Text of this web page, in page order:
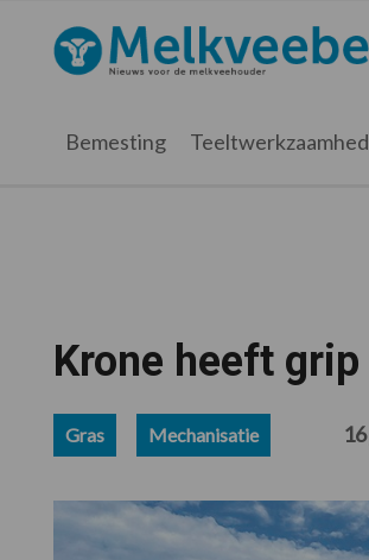
hoofdnavigatie
hoofd
eerste
voettekst
Melkveebedrijf.nl
Bemesting
Krone heeft
Gras Mechanisatie